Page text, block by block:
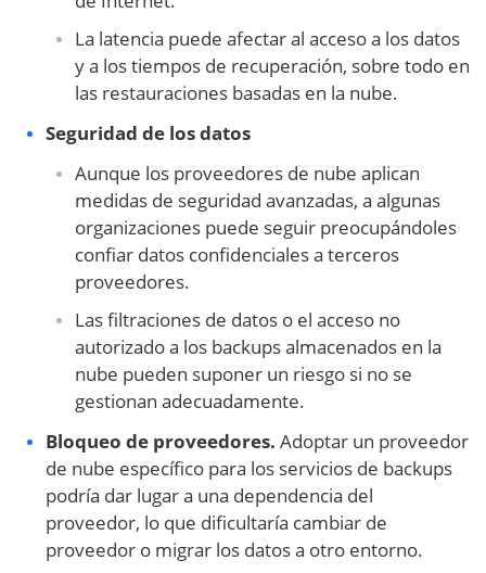
La latencia puede afectar al acceso a los datos
y a los tiempos de recuperación, sobre todo en
las restauraciones basadas en la nube.
Seguridad de los datos
Aunque los proveedores de nube aplican
medidas de seguridad avanzadas, a algunas
organizaciones puede seguir preocupándoles
confiar datos confidenciales a terceros
proveedores.
Las filtraciones de datos o el acceso no
autorizado a los backups almacenados en la
nube pueden suponer un riesgo si no se
gestionan adecuadamente.
Bloqueo de proveedores. Adoptar un proveedor
de nube específico para los servicios de backups
podría dar lugar a una dependencia del
proveedor, lo que dificultaría cambiar de
proveedor o migrar los datos a otro entorno.